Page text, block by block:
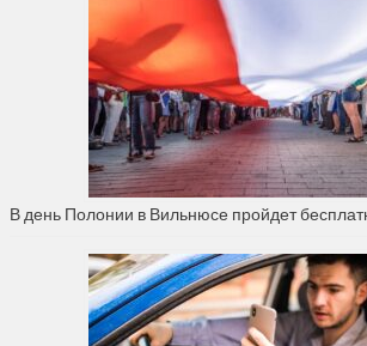
В день Полонии в Вильнюсе пройдет